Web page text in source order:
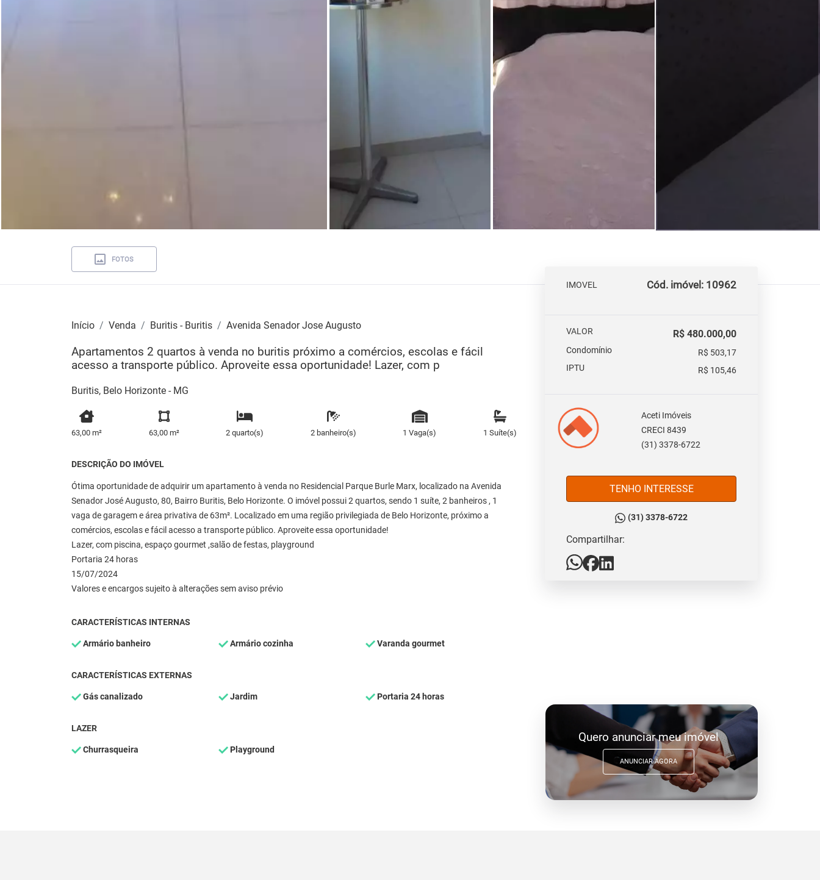
FOTOS
Início Venda Buritis - Buritis Avenida Senador Jose Augusto
Apartamentos 2 quartos à venda no buritis próximo a comércios, escolas e fácil
acesso a transporte público. Aproveite essa oportunidade! Lazer, com p
Buritis, Belo Horizonte - MG
63,00 m² 63,00 m² 2 quarto(s) 2 banheiro(s) 1 Vaga(s) 1 Suíte(s)
DESCRIÇÃO DO IMÓVEL
Ótima oportunidade de adquirir um apartamento à venda no Residencial Parque Burle Marx, localizado na Avenida
Senador José Augusto, 80, Bairro Buritis, Belo Horizonte. O imóvel possui 2 quartos, sendo 1 suíte, 2 banheiros , 1
vaga de garagem e área privativa de 63m². Localizado em uma região privilegiada de Belo Horizonte, próximo a
comércios, escolas e fácil acesso a transporte público. Aproveite essa oportunidade!
Lazer, com piscina, espaço gourmet ,salão de festas, playground
Portaria 24 horas
15/07/2024
Valores e encargos sujeito à alterações sem aviso prévio
CARACTERÍSTICAS INTERNAS
Armário banheiro Armário cozinha Varanda gourmet
CARACTERÍSTICAS EXTERNAS
Gás canalizado Jardim Portaria 24 horas
LAZER
Churrasqueira Playground
IMOVEL Cód. imóvel: 10962
VALOR R$ 480.000,00
Condomínio
R$ 503,17
IPTU
R$ 105,46
Aceti Imóveis
CRECI 8439
(31) 3378-6722
TENHO INTERESSE
(31) 3378-6722
Compartilhar:
Quero anunciar meu imóvel
ANUNCIAR AGORA